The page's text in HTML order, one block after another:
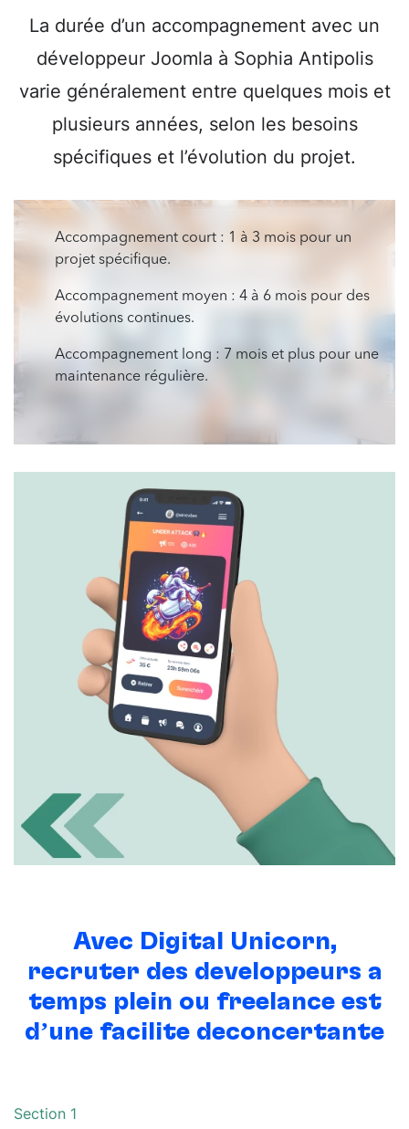
La durée d’un accompagnement avec un
développeur Joomla à Sophia Antipolis
varie généralement entre quelques mois et
plusieurs années, selon les besoins
spécifiques et l’évolution du projet.
Accompagnement court : 1 à 3 mois pour un
projet spécifique.
Accompagnement moyen : 4 à 6 mois pour des
évolutions continues.
Accompagnement long : 7 mois et plus pour une
maintenance régulière.
Avec Digital Unicorn,
recruter des développeurs à
temps plein ou freelance est
d’une facilité déconcertante
Section 1